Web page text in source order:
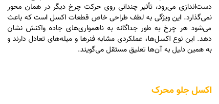
دست‌اندازی می‌رود، تأثیر چندانی روی حرکت چرخ دیگر در همان محور
نمی‌گذارد. این ویژگی به لطف طراحی خاص قطعات اکسل است که باعث
می‌شود هر چرخ به طور جداگانه به ناهمواری‌های جاده واکنش نشان
دهد. این نوع اکسل‌ها، عملکردی مشابه فنرها و میله‌های تعادل دارند و
به همین دلیل به آن‌ها تعلیق مستقل می‌گویند.
اکسل جلو محرک